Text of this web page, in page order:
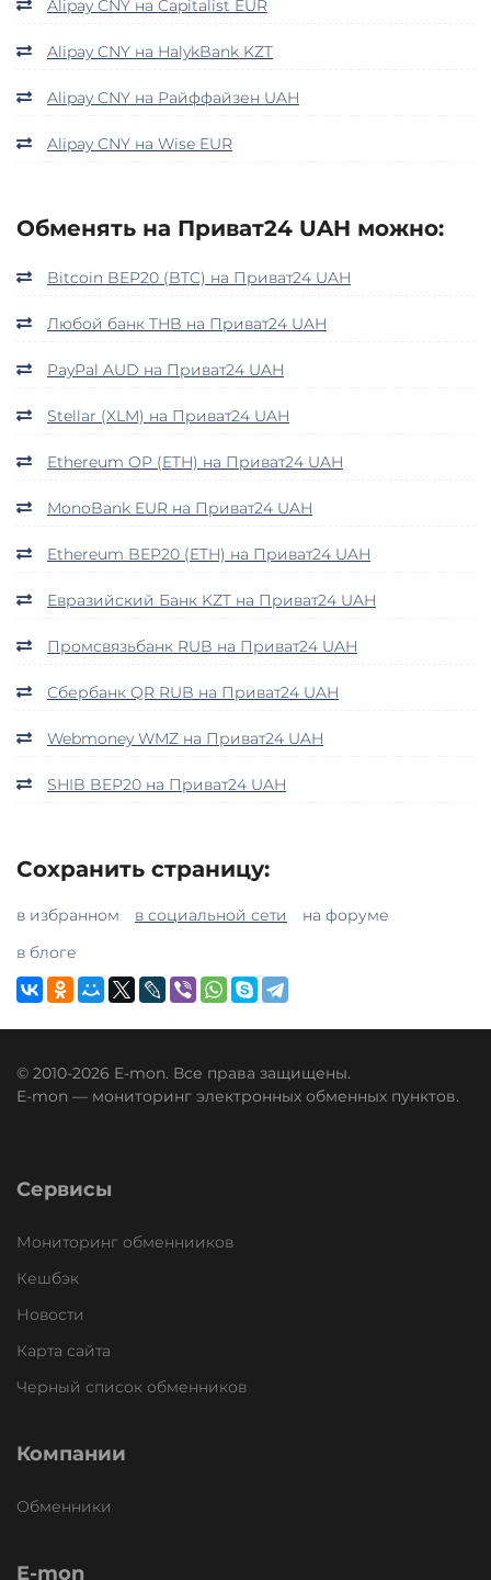
Alipay CNY на Capitalist EUR
Alipay CNY на HalykBank KZT
Alipay CNY на Райффайзен UAH
Alipay CNY на Wise EUR
Обменять на Приват24 UAH можно:
Bitcoin BEP20 (BTC) на Приват24 UAH
Любой банк THB на Приват24 UAH
PayPal AUD на Приват24 UAH
Stellar (XLM) на Приват24 UAH
Ethereum OP (ETH) на Приват24 UAH
MonoBank EUR на Приват24 UAH
Ethereum BEP20 (ETH) на Приват24 UAH
Евразийский Банк KZT на Приват24 UAH
Промсвязьбанк RUB на Приват24 UAH
Сбербанк QR RUB на Приват24 UAH
Webmoney WMZ на Приват24 UAH
SHIB BEP20 на Приват24 UAH
Сохранить страницу:
в избранном в социальной сети
на форуме
в блоге
© 2010-2026 E-mon. Все права защищены.
E-mon — мониторинг электронных обменных пунктов.
Сервисы
Мониторинг обменнииков
Кешбэк
Новости
Карта сайта
Черный список обменников
Компании
Обменники
E-mon